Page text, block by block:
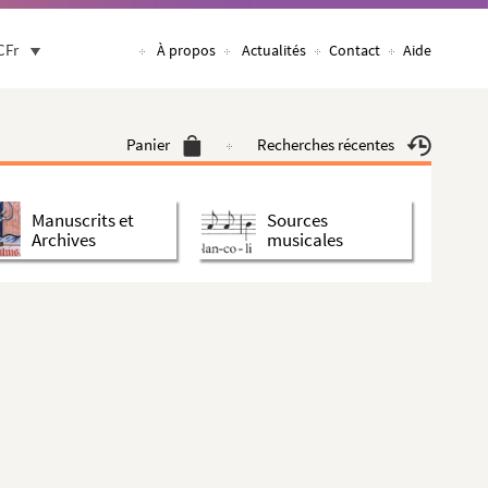
À propos Actualités Contact Aide
Panier Recherches récentes
Manuscrits et
Archives
Sources
musicales